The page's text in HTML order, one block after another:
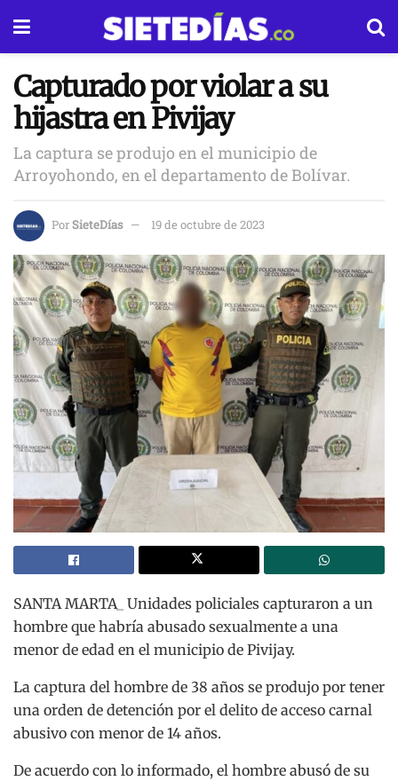
Capturado por violar a su
hijastra en Pivijay
La captura se produjo en el municipio de
Arroyohondo, en el departamento de Bolívar.
PorSieteDías 19 de octubre de 2023
SANTA MARTA_ Unidades policiales capturaron a un
hombre que habría abusado sexualmente a una
menor de edad en el municipio de Pivijay.
La captura del hombre de 38 años se produjo por tener
una orden de detención por el delito de acceso carnal
abusivo con menor de 14 años.
De acuerdo con lo informado, el hombre abusó de su